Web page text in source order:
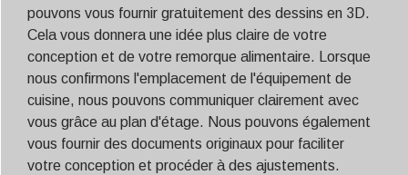
pouvons vous fournir gratuitement des dessins en 3D.
Cela vous donnera une idée plus claire de votre
conception et de votre remorque alimentaire. Lorsque
nous confirmons l'emplacement de l'équipement de
cuisine, nous pouvons communiquer clairement avec
vous grâce au plan d'étage. Nous pouvons également
vous fournir des documents originaux pour faciliter
votre conception et procéder à des ajustements.